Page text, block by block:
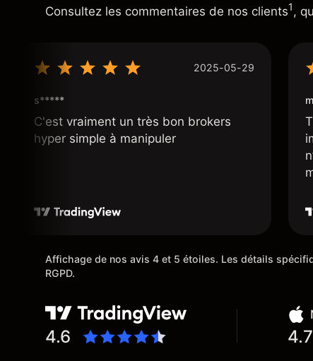
Consultez les commentaires de nos clients1,
2025-05-29
s*****
C'est vraiment un très bon brokers
hyper simple à manipuler
Affichage de nos avis 4 et 5 étoiles. Les détails
RGPD.
4.6 4.7